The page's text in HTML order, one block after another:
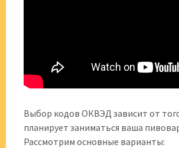
Выбор кодов ОКВЭД зависит от
планирует заниматься ваша
Рассмотрим основные варианты: